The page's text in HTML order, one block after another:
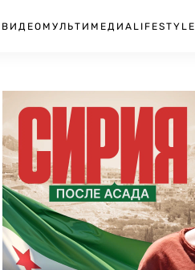
ВИДЕО МУЛЬТИМЕДИА LIFESTYLE